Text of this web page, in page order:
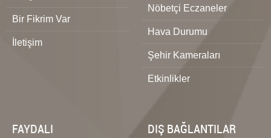
Bir Fikrim Var
İletişim
Nöbetçi Eczaneler
Hava Durumu
Şehir Kameraları
Etkinlikler
FAYDALI
DIŞ BAĞLANTILAR